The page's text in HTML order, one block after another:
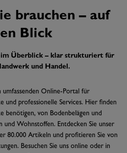
brauchen – auf
Blick
Überblick – klar strukturiert für
und Handel.
Online-Portal für
und professionelle Services. Hier finden
benötigen, von Bodenbelägen und
und Wohnstoffen. Entdecken Sie unser
80.000 Artikeln und profitieren Sie von
Besuchen Sie uns online oder in